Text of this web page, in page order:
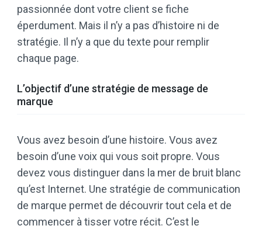
passionnée dont votre client se fiche
éperdument. Mais il n’y a pas d’histoire ni de
stratégie. Il n’y a que du texte pour remplir
chaque page.
L’objectif d’une stratégie de message de
marque
Vous avez besoin d’une histoire. Vous avez
besoin d’une voix qui vous soit propre. Vous
devez vous distinguer dans la mer de bruit blanc
qu’est Internet. Une stratégie de communication
de marque permet de découvrir tout cela et de
commencer à tisser votre récit. C’est le